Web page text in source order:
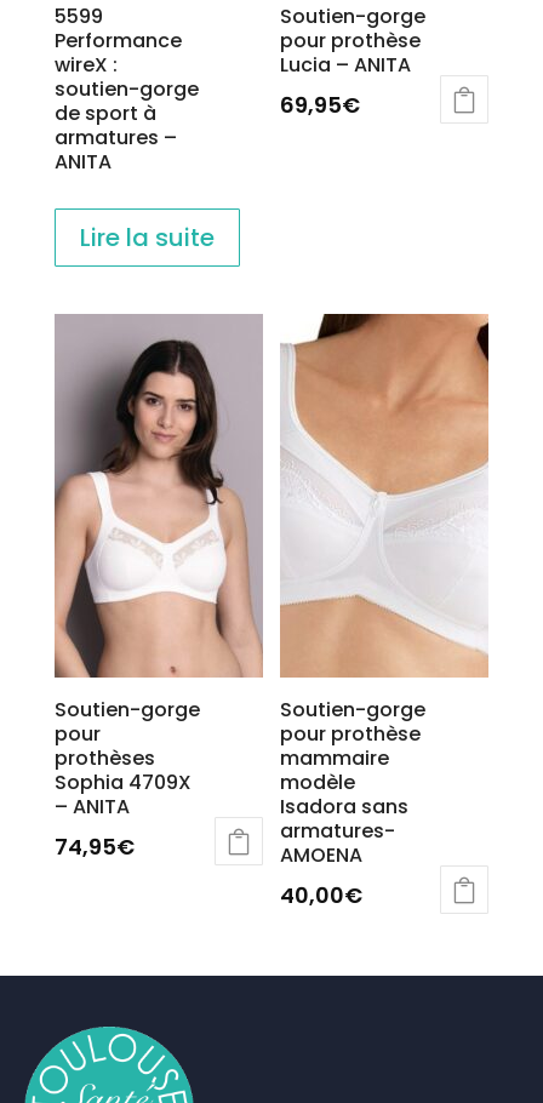
5599
Performance
wireX :
soutien-gorge
de sport à
armatures –
ANITA
Lire la suite
Soutien-gorge
pour prothèse
Lucia – ANITA
69,95€
peuvent
être
choisies
sur
la
page
du
produit
Soutien-gorge
pour
prothèses
Sophia 4709X
– ANITA
74,95€
variations.
options
peuvent
être
Soutien-gorge
pour prothèse
mammaire
modèle
Isadora sans
armatures-
AMOENA
40,00€